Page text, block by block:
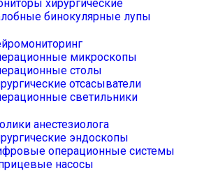
хирургические
бинокулярные лупы
микроскопы
столы
отсасыватели
светильники
анестезиолога
эндоскопы
операционные системы
насосы